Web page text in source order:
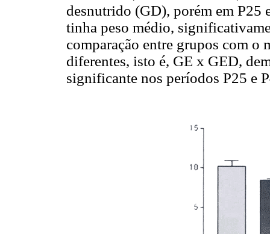
desnutrido (GD), porém em P25
tinha peso médio,
comparação entre grupos com o
diferentes, isto é, GE x GED,
significante nos períodos P25 e